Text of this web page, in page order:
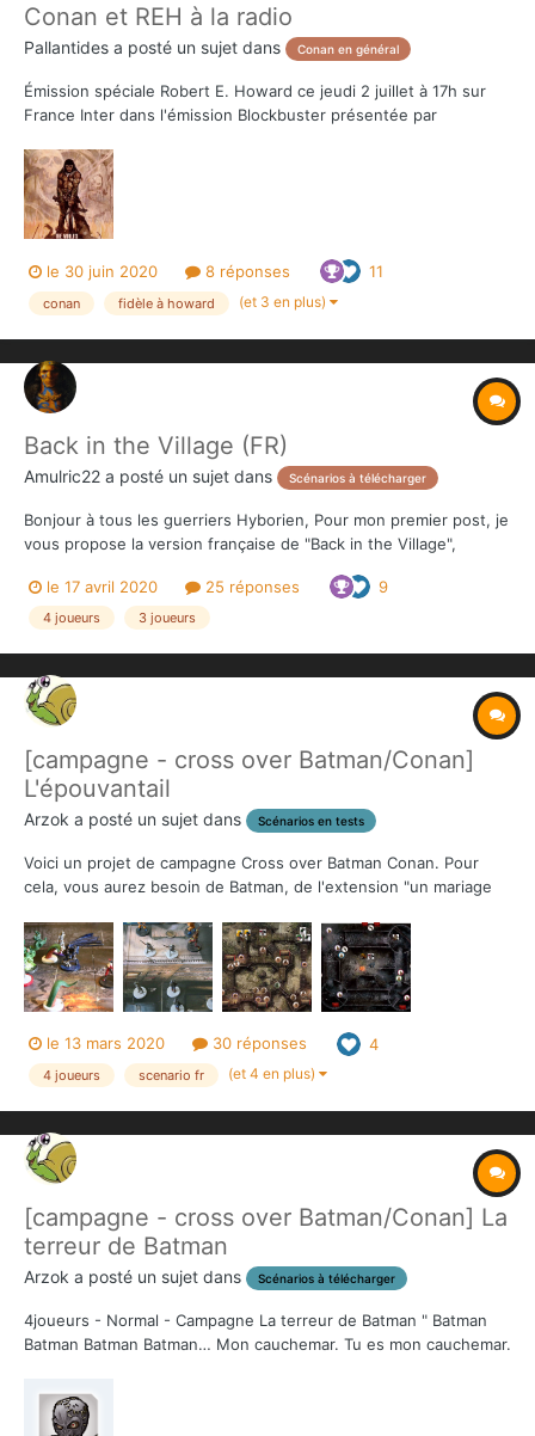
Conan et REH à la radio
Pallantides a posté un sujet dans Conan en général
Émission spéciale Robert E. Howard ce jeudi 2 juillet à 17h sur
France Inter dans l'émission Blockbuster présentée par
Augustin, @Xavier Fournier, @Patrice Louinet (depuis les States)
et moi-même. On y parlera de REH, mai...
le 30 juin 2020 8 réponses 11
conan fidèle à howard (et 3 en plus)
Back in the Village (FR)
Amulric22 a posté un sujet dans Scénarios à télécharger
Bonjour à tous les guerriers Hyborien, Pour mon premier post, je
vous propose la version française de "Back in the Village",
naturellement intituler "Retour au village". 😉 Je suis ouvert à
toutes modifications....
le 17 avril 2020 25 réponses 9
4 joueurs 3 joueurs
[campagne - cross over Batman/Conan]
L'épouvantail
Arzok a posté un sujet dans Scénarios en tests
Voici un projet de campagne Cross over Batman Conan. Pour
cela, vous aurez besoin de Batman, de l'extension "un mariage
est de réutiliser un max de figurines et de cartes d'un univers
dans un autre, mais en mode aventure....
le 13 mars 2020 30 réponses 4
4 joueurs scenario fr (et 4 en plus)
[campagne - cross over Batman/Conan] La
terreur de Batman
Arzok a posté un sujet dans Scénarios à télécharger
4joueurs - Normal - Campagne La terreur de Batman " Batman
Batman Batman Batman… Mon cauchemar. Tu es mon cauchemar.
t’apprendrai à avoir peur. Je te la montrerai dans toute son
horreur et toute sa basses...